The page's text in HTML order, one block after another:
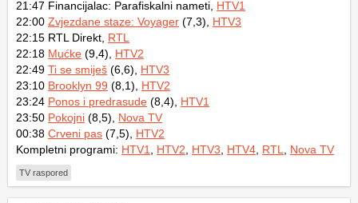
21:47 Financijalac: Parafiskalni nameti, HTV1
22:00 Zvjezdane staze: Voyager (7,3), HTV3
22:15 RTL Direkt, RTL
22:18 Mućke (9,4), HTV2
22:49 Ti se smiješ (6,6), HTV3
23:10 Brooklyn 99 (8,1), HTV2
23:24 Ponos i predrasude (8,4), HTV1
23:50 Pokojni (8,5), Nova TV
00:38 Crveni pas (7,5), HTV2
Kompletni programi: HTV1 HTV2 HTV3 HTV4 RTL Nova TV
TV raspored